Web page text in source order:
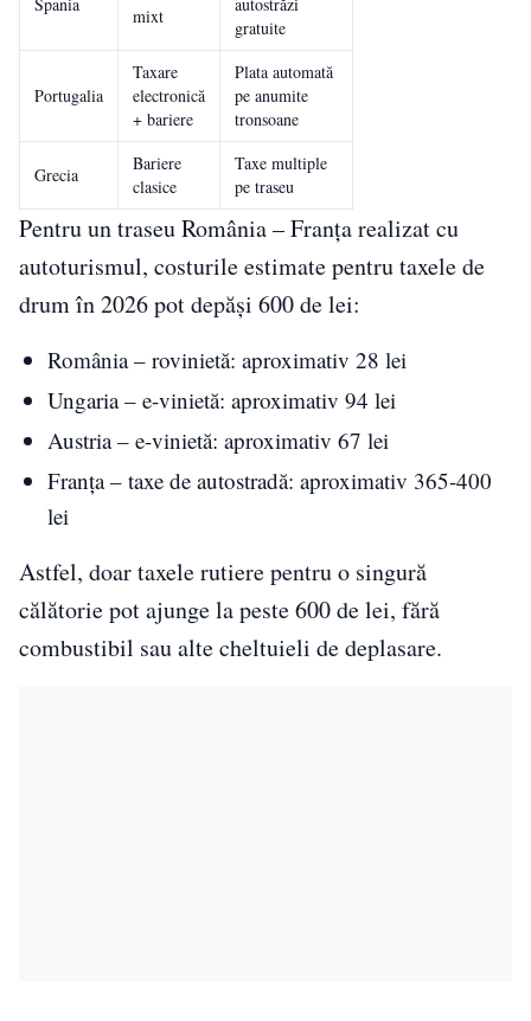
Spania
mixt
autostrăzi
gratuite
Portugalia
Taxare
electronică
+ bariere
Plata automată
pe anumite
tronsoane
Grecia
Bariere
clasice
Taxe multiple
pe traseu
Pentru un traseu România – Franța realizat cu
autoturismul, costurile estimate pentru taxele de
drum în 2026 pot depăși 600 de lei:
România – rovinietă: aproximativ 28 lei
Ungaria – e-vinietă: aproximativ 94 lei
Austria – e-vinietă: aproximativ 67 lei
Franța – taxe de autostradă: aproximativ 365-400
lei
Astfel, doar taxele rutiere pentru o singură
călătorie pot ajunge la peste 600 de lei, fără
combustibil sau alte cheltuieli de deplasare.